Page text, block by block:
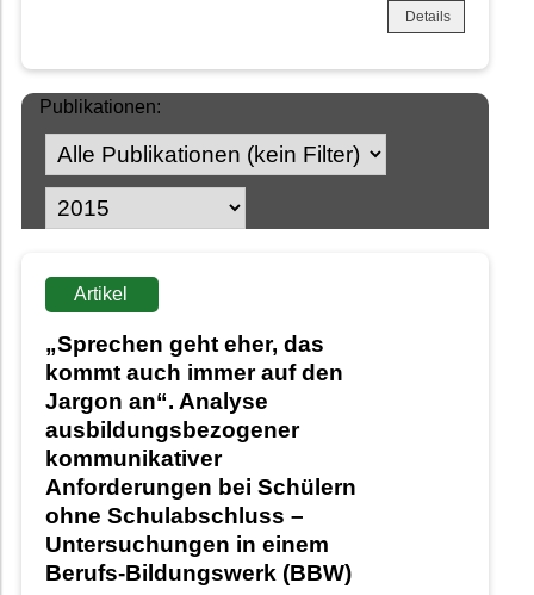
Details
Publikationen:
Artikel
„Sprechen geht eher, das
kommt auch immer auf den
Jargon an“. Analyse
ausbildungsbezogener
kommunikativer
Anforderungen bei Schülern
ohne Schulabschluss –
Untersuchungen in einem
Berufs-Bildungswerk (BBW)